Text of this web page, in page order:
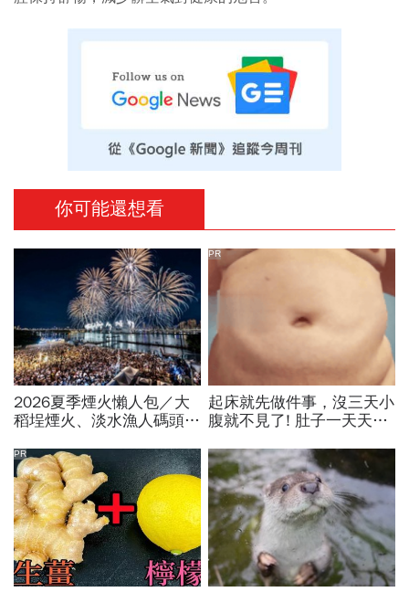
你可能還想看
2026夏季煙火懶人包／大
稻埕煙火、淡水漁人碼頭、
放時間、表演卡司、最佳觀
賞點必看
起床就先做件事，沒三天小
腹就不見了! 肚子一天天變
PR
PR